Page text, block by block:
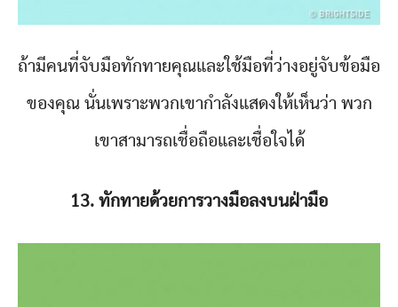
ถ้ามีคนที่จับมือทักทายคุณและใช้มือที่ว่างอยู่จับข้อมือ
ของคุณ นั่นเพราะพวกเขากำลังแสดงให้เห็นว่า พวก
เขาสามารถเชื่อถือและเชื่อใจได้
13. ทักทายด้วยการวางมือลงบนฝ่ามือ